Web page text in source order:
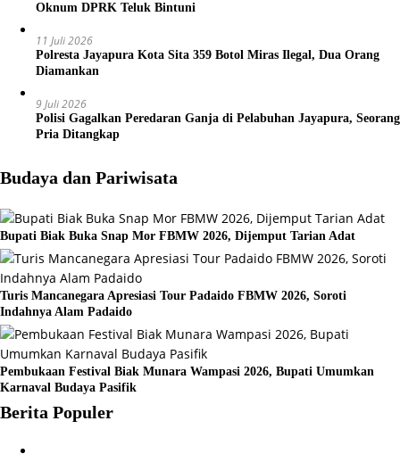
Oknum DPRK Teluk Bintuni
11 Juli 2026
Polresta Jayapura Kota Sita 359 Botol Miras Ilegal, Dua Orang
Diamankan
9 Juli 2026
Polisi Gagalkan Peredaran Ganja di Pelabuhan Jayapura, Seorang
Pria Ditangkap
Budaya dan Pariwisata
Bupati Biak Buka Snap Mor FBMW 2026, Dijemput Tarian Adat
Turis Mancanegara Apresiasi Tour Padaido FBMW 2026, Soroti
Indahnya Alam Padaido
Pembukaan Festival Biak Munara Wampasi 2026, Bupati Umumkan
Karnaval Budaya Pasifik
Berita Populer